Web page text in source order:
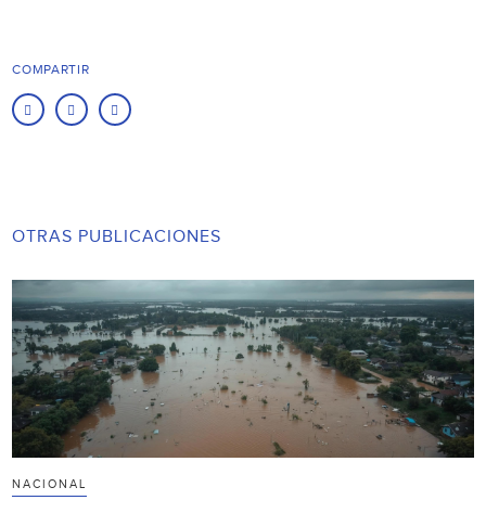
COMPARTIR
OTRAS PUBLICACIONES
NACIONAL